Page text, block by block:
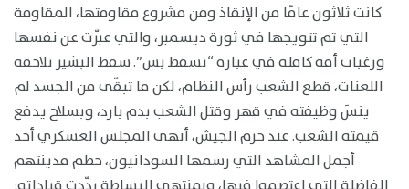
كانت ثلاثون عامًا من الإنقاذ ومن مشروع مقاومتها، المقاومة
التي تم تتويجها في ثورة ديسمبر، والتي عبّرت عن نفسها
ورغبات أمة كاملة في عبارة “تسقط بس”. سقط البشير تلاحقه
اللعنات، قطع الشعب رأس النظام، لكن ما تبقّى من الجسد لم
ينسَ وظيفته في قهر وقتل الشعب بدم بارد، وبسلاح يدفع
قيمته الشعب. عند حرم الجيش، أنهى المجلس العسكري أحد
أجمل المشاهد التي رسمها السودانيون، حطم مدينتهم